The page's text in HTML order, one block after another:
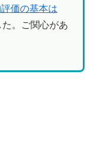
価の基本は
。ご関心があ